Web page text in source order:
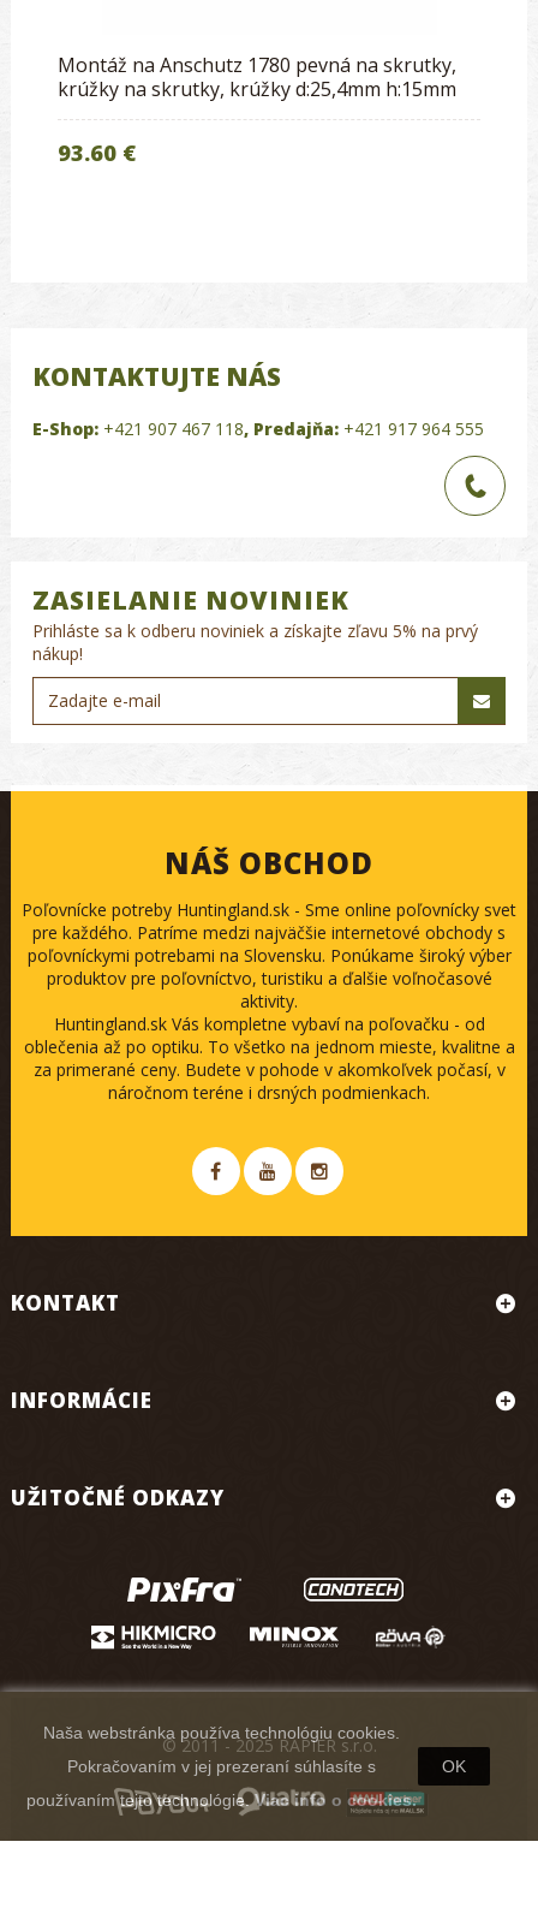
Montáž na Anschutz 1780 pevná na skrutky,
krúžky na skrutky, krúžky d:25,4mm h:15mm
93.60 €
KONTAKTUJTE NÁS
E-Shop: +421 907 467 118, Predajňa: +421 917 964 555
ZASIELANIE NOVINIEK
Prihláste sa k odberu noviniek a získajte zľavu 5% na prvý
nákup!
NÁŠ OBCHOD
Poľovnícke potreby Huntingland.sk - Sme online poľovnícky svet
pre každého. Patríme medzi najväčšie internetové obchody s
poľovníckymi potrebami na Slovensku. Ponúkame široký výber
produktov pre poľovníctvo, turistiku a ďalšie voľnočasové
aktivity.
Huntingland.sk Vás kompletne vybaví na poľovačku - od
oblečenia až po optiku. To všetko na jednom mieste, kvalitne a
za primerané ceny. Budete v pohode v akomkoľvek počasí, v
náročnom teréne i drsných podmienkach.
KONTAKT
INFORMÁCIE
UŽITOČNÉ ODKAZY
Naša webstránka používa technológiu cookies.
Pokračovaním v jej prezeraní súhlasíte s
používaním tejto technológie.Viac info o cookies.
OK
© 2011 - 2025 RAPIER s.r.o.